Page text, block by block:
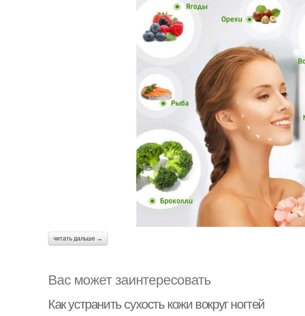
читать дальше →
Вас может заинтересовать
Как устранить сухость кожи вокруг ногтей